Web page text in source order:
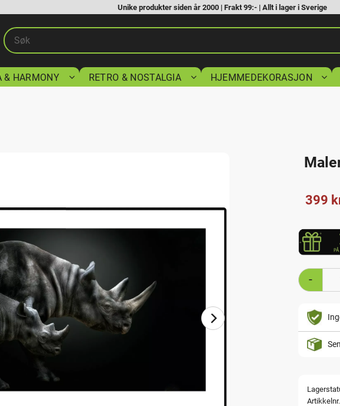
Unike produkter siden år 2000 | Frakt 99:- | Allt i lager i Sverige
& HARMONY RETRO & NOSTALGIA HJEMMEDEKORASJON
399
-
Artikkelnr.